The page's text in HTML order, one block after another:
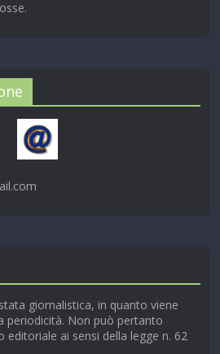
giornalistica, in quanto viene
periodicità. Non può pertanto
ai sensi della legge n. 62